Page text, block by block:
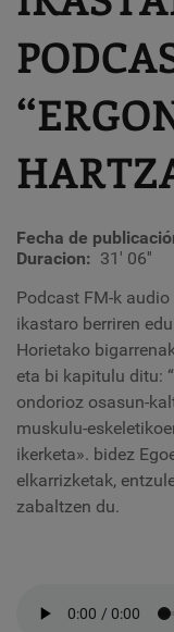
Fecha de
Duracion
31' 06''
Podcast FM-k
ikastaro berriren
Horietako
eta bi kapitulu ditu: “
ondorioz osasun-
muskulu-
ikerketa». bidez
elkarrizketak,
zabaltzen du.